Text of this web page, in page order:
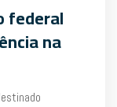
federal
na